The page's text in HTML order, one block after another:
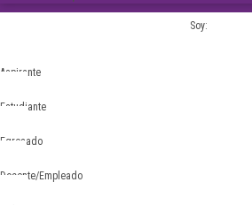
Soy:
Aspirante
Estudiante
Egresado
Docente/Empleado